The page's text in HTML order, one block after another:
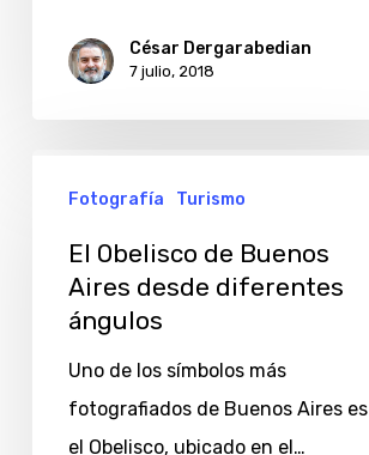
Park
César Dergarabedian
7 julio, 2018
Obelisco
Buenos
Aires
desde
diferentes
ángulos
Fotografía Turismo
El Obelisco de Buenos
Aires desde diferentes
ángulos
Uno de los símbolos más
fotografiados de Buenos Aires es
el Obelisco, ubicado en el…